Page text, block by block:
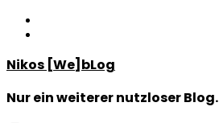
Zum
Inhalt
Nikos [We]bLog
Nur ein weiterer nutzloser Blog.